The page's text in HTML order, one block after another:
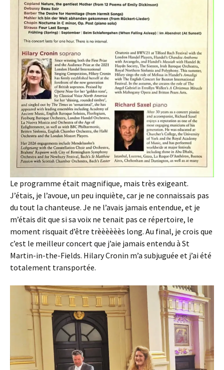
Le programme était magnifique, mais très exigeant.
J’étais, je l’avoue, un peu inquiète, car je ne connaissais pas
du tout la chanteuse. Je ne l’avais jamais entendue, et je
m’étais dit que si sa voix ne tenait pas ce répertoire, le
moment risquait d’être trèèèèèès long. Au final, je crois que
c’est le meilleur concert que j’aie jamais entendu à St
Martin-in-the-Fields. Hilary Cronin m’a subjuguée et j’ai été
totalement transportée.